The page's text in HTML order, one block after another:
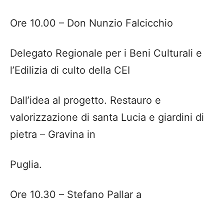
Ore 10.00 – Don Nunzio Falcicchio
Delegato Regionale per i Beni Culturali e
l’Edilizia di culto della CEI
Dall’idea al progetto. Restauro e
valorizzazione di santa Lucia e giardini di
pietra – Gravina in
Puglia.
Ore 10.30 – Stefano Pallar a